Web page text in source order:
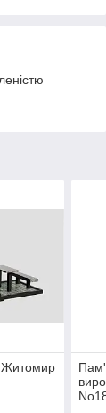
Житомир